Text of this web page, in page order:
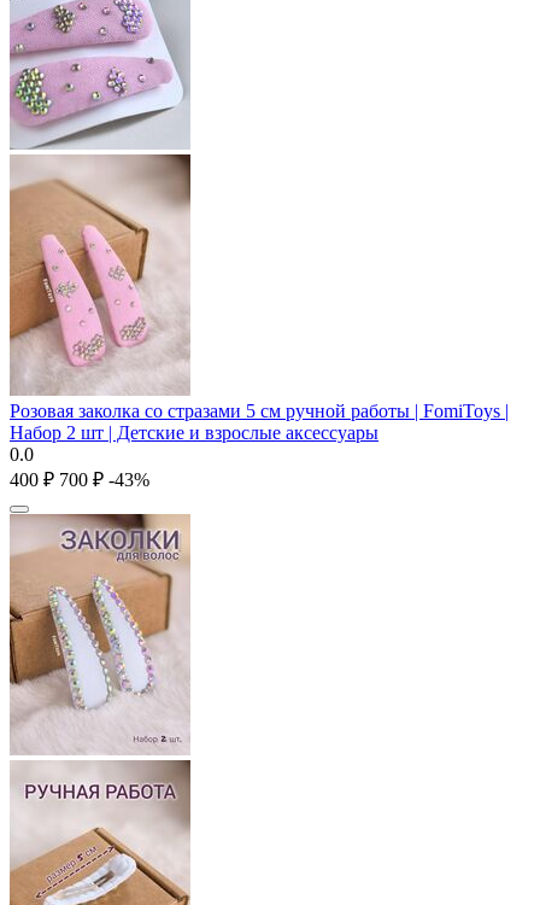
Розовая заколка со стразами 5 см ручной работы | FomiToys |
Набор 2 шт | Детские и взрослые аксессуары
0.0
‍400‍ ₽ ‍700‍ ₽ -43%